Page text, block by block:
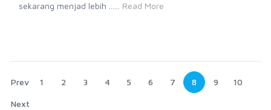
sekarang menjad lebih ...... Read More
Prev 1 2 3 4 5 6 7 8 9 10
Next